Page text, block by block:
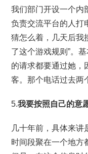
我们部门开设一个内
负责交流平台的人打
猜怎么着，几天后我
了这个游戏规则”。
的请求都要通过她，
客。那个电话过去两
5.我要按照自己的意
几十年前，具体来讲
时间段聚在一个地方